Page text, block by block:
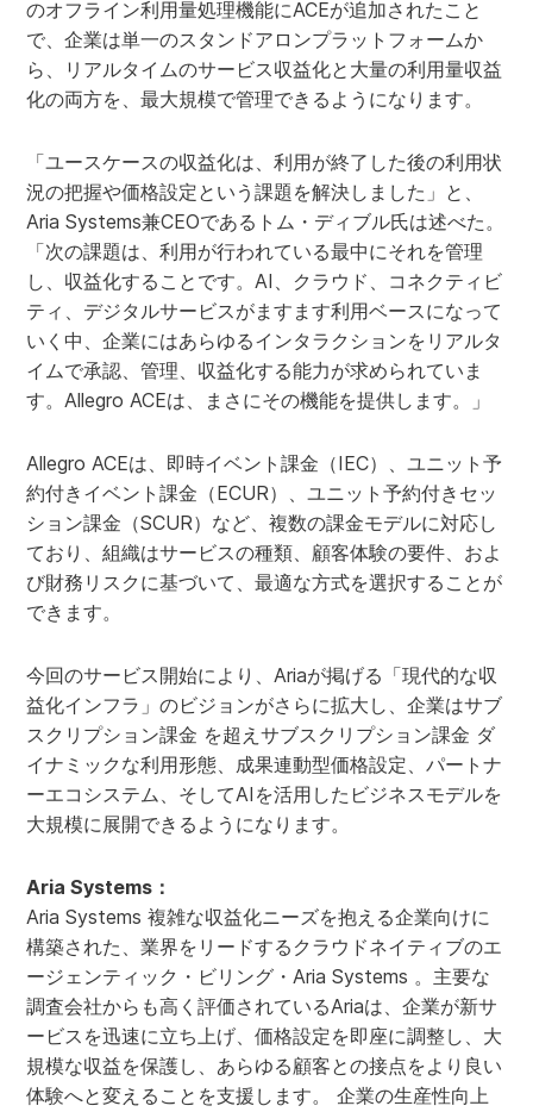
のオフライン利用量処理機能にACEが追加されたこと
で、企業は単一のスタンドアロンプラットフォームか
ら、リアルタイムのサービス収益化と大量の利用量収益
化の両方を、最大規模で管理できるようになります。
「ユースケースの収益化は、利用が終了した後の利用状
況の把握や価格設定という課題を解決しました」と、
Aria Systems兼CEOであるトム・ディブル氏は述べた。
「次の課題は、利用が行われている最中にそれを管理
し、収益化することです。AI、クラウド、コネクティビ
ティ、デジタルサービスがますます利用ベースになって
いく中、企業にはあらゆるインタラクションをリアルタ
イムで承認、管理、収益化する能力が求められていま
す。Allegro ACEは、まさにその機能を提供します。」
Allegro ACEは、即時イベント課金（IEC）、ユニット予
約付きイベント課金（ECUR）、ユニット予約付きセッ
ション課金（SCUR）など、複数の課金モデルに対応し
ており、組織はサービスの種類、顧客体験の要件、およ
び財務リスクに基づいて、最適な方式を選択することが
できます。
今回のサービス開始により、Ariaが掲げる「現代的な収
益化インフラ」のビジョンがさらに拡大し、企業はサブ
スクリプション課金 を超えサブスクリプション課金 ダ
イナミックな利用形態、成果連動型価格設定、パートナ
ーエコシステム、そしてAIを活用したビジネスモデルを
大規模に展開できるようになります。
Aria Systems：
Aria Systems 複雑な収益化ニーズを抱える企業向けに
構築された、業界をリードするクラウドネイティブのエ
ージェンティック・ビリング・Aria Systems 。主要な
調査会社からも高く評価されているAriaは、企業が新サ
ービスを迅速に立ち上げ、価格設定を即座に調整し、大
規模な収益を保護し、あらゆる顧客との接点をより良い
体験へと変えることを支援します。 企業の生産性向上